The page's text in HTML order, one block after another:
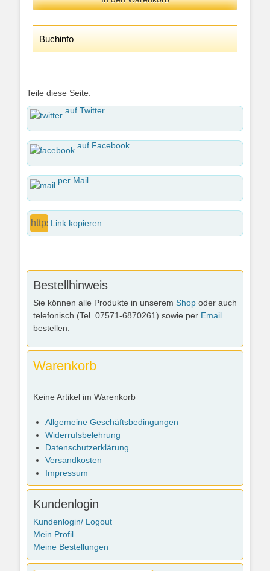
Buchinfo
Teile diese Seite:
auf Twitter
auf Facebook
per Mail
Link kopieren
Bestellhinweis
Sie können alle Produkte in unserem Shop oder auch
telefonisch (Tel. 07571-6870261) sowie per Email
bestellen.
Warenkorb
Keine Artikel im Warenkorb
Allgemeine Geschäftsbedingungen
Widerrufsbelehrung
Datenschutzerklärung
Versandkosten
Impressum
Kundenlogin
Kundenlogin/ Logout
Mein Profil
Meine Bestellungen